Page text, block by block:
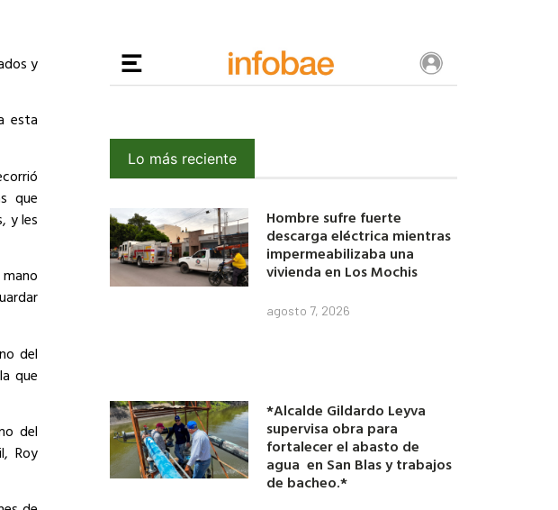
y
esta
que
y les
del
que
del
Roy
Lo más reciente
Hombre sufre fuerte
descarga eléctrica mientras
impermeabilizaba una
vivienda en Los Mochis
agosto 7, 2026
*Alcalde Gildardo Leyva
supervisa obra para
fortalecer el abasto de
agua en San Blas y trabajos
de bacheo.*